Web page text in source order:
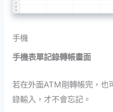
手機
手機表單記錄轉帳畫面
若在外面ATM剛轉帳完，也
錄輸入，才不會忘記。